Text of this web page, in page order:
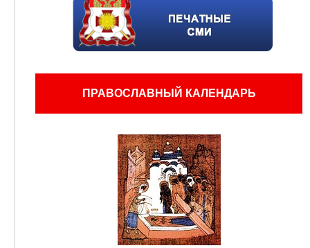
ПРАВОСЛАВНЫЙ КАЛЕНДАРЬ